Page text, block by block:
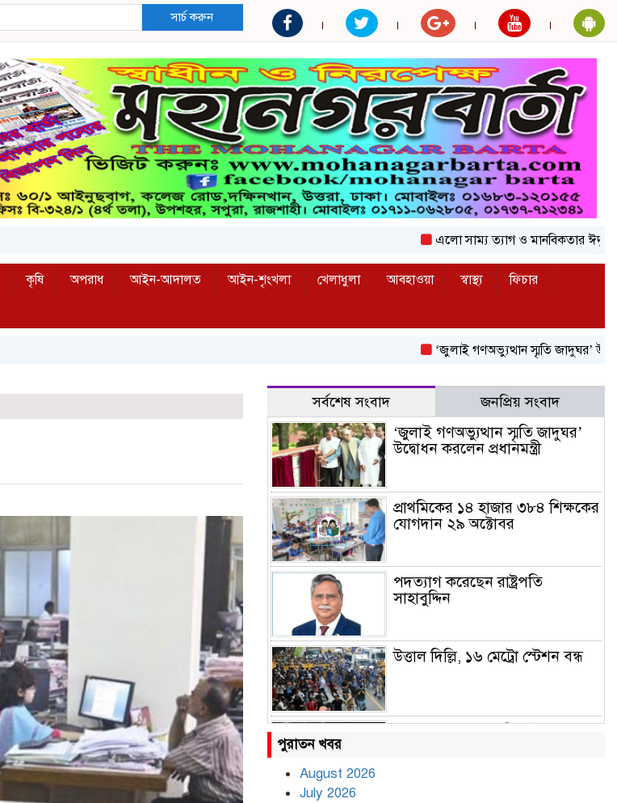
সার্চ করুন
এলো সাম্য ত্যাগ ও মানবিকতার ঈদুল আজহা
কৃষি অপরাধ আইন-আদালত আইন-শৃংখলা খেলাধুলা আবহাওয়া স্বাস্থ্য
ফিচার
‘জুলাই গণঅভ্যুত্থান স্মৃতি জাদুঘর’ উদ্বোধন
সর্বশেষ সংবাদ জনপ্রিয় সংবাদ
‘জুলাই গণঅভ্যুত্থান স্মৃতি জাদুঘর’
উদ্বোধন করলেন প্রধানমন্ত্রী
প্রাথমিকের ১৪ হাজার ৩৮৪ শিক্ষকের
যোগদান ২৯ অক্টোবর
পদত্যাগ করেছেন রাষ্ট্রপতি
সাহাবুদ্দিন
উত্তাল দিল্লি, ১৬ মেট্রো স্টেশন বন্ধ
পুরাতন খবর
August 2026
July 2026